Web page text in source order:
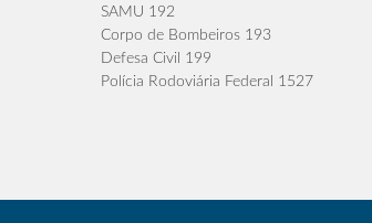
SAMU 192
Corpo de Bombeiros 193
Defesa Civil 199
Polícia Rodoviária Federal 1527